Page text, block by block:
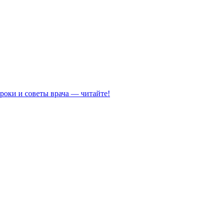
и советы врача — читайте!